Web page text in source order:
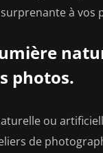
à vos
photos.
ou
de